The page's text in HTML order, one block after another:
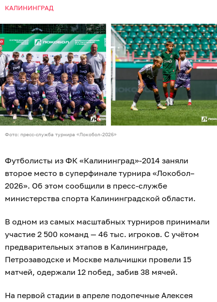
КАЛИНИНГРАД
Фото: пресс-служба турнира «Локобол-2026»
Футболисты из ФК «Калининград»-2014 заняли
второе место в суперфинале турнира «Локобол–
2026». Об этом сообщили в пресс-службе
министерства спорта Калининградской области.
В одном из самых масштабных турниров принимали
участие 2 500 команд — 46 тыс. игроков. С учётом
предварительных этапов в Калининграде,
Петрозаводске и Москве мальчишки провели 15
матчей, одержали 12 побед, забив 38 мячей.
На первой стадии в апреле подопечные Алексея